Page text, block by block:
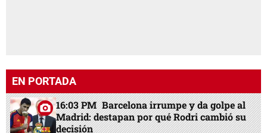
EN PORTADA
16:03 PM Barcelona irrumpe y da golpe al
Madrid: destapan por qué Rodri cambió su
decisión